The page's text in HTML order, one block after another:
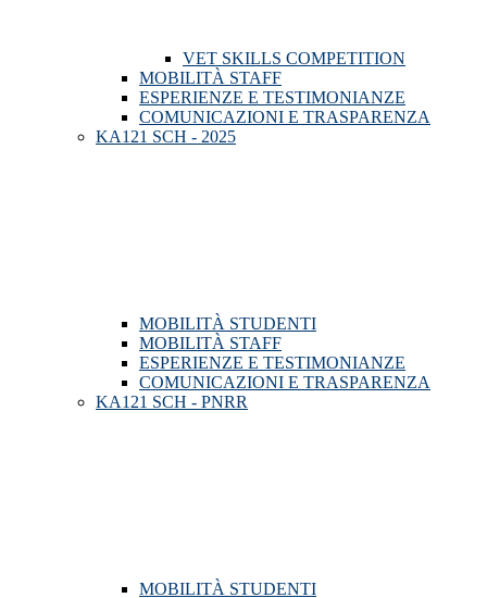
VET SKILLS COMPETITION
MOBILITÀ STAFF
ESPERIENZE E TESTIMONIANZE
COMUNICAZIONI E TRASPARENZA
KA121 SCH - 2025
MOBILITÀ STUDENTI
MOBILITÀ STAFF
ESPERIENZE E TESTIMONIANZE
COMUNICAZIONI E TRASPARENZA
KA121 SCH - PNRR
MOBILITÀ STUDENTI